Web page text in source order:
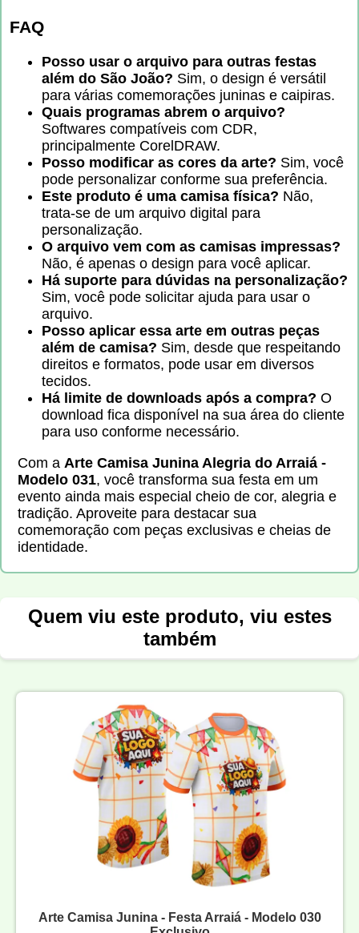
FAQ
Posso usar o arquivo para outras festas
além do São João? Sim, o design é versátil
para várias comemorações juninas e caipiras.
Quais programas abrem o arquivo?
Softwares compatíveis com CDR,
principalmente CorelDRAW.
Posso modificar as cores da arte? Sim, você
pode personalizar conforme sua preferência.
Este produto é uma camisa física? Não,
trata-se de um arquivo digital para
personalização.
O arquivo vem com as camisas impressas?
Não, é apenas o design para você aplicar.
Há suporte para dúvidas na personalização?
Sim, você pode solicitar ajuda para usar o
arquivo.
Posso aplicar essa arte em outras peças
além de camisa? Sim, desde que respeitando
direitos e formatos, pode usar em diversos
tecidos.
Há limite de downloads após a compra? O
download fica disponível na sua área do cliente
para uso conforme necessário.
Com a Arte Camisa Junina Alegria do Arraiá -
Modelo 031, você transforma sua festa em um
evento ainda mais especial cheio de cor, alegria e
tradição. Aproveite para destacar sua
comemoração com peças exclusivas e cheias de
identidade.
Quem viu este produto, viu estes
também
Arte Camisa Junina - Festa Arraiá - Modelo 030